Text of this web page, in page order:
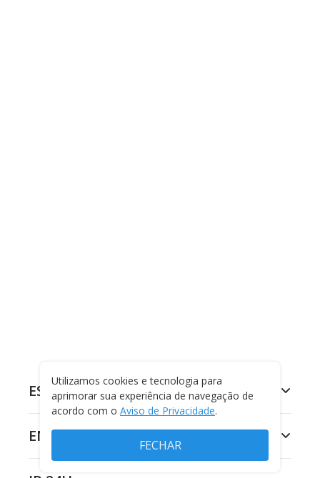
ESPORTES
ENTRETENIMENTO
Utilizamos cookies e tecnologia para
aprimorar sua experiência de navegação de
acordo com o Aviso de Privacidade.
FECHAR